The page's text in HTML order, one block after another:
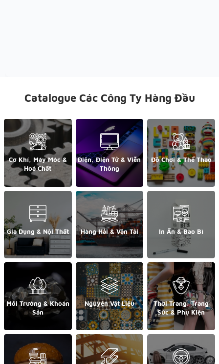
Catalogue Các Công Ty Hàng Đầu
Cơ Khí, Máy Móc &
Hoá Chất
Điện, Điện Tử & Viễn
Thông
Đồ Chơi & Thể Thao
Gia Dụng & Nội Thất Hàng Hải & Vận Tải In Ấn & Bao Bì
Môi Trường & Khoán
Sản
Nguyên Vật Liệu
Thời Trang, Trang
Sức & Phụ Kiện